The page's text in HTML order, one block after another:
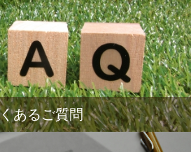
あるご質問